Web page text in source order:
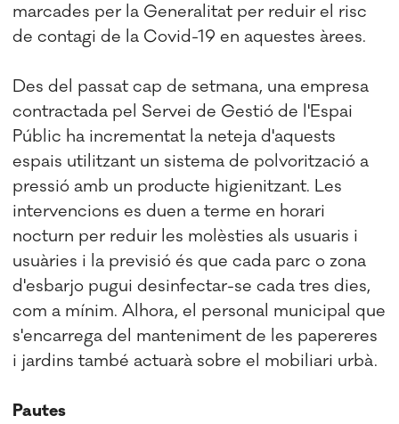
marcades per la Generalitat per reduir el risc
de contagi de la Covid-19 en aquestes àrees.
Des del passat cap de setmana, una empresa
contractada pel Servei de Gestió de l'Espai
Públic ha incrementat la neteja d'aquests
espais utilitzant un sistema de polvorització a
pressió amb un producte higienitzant. Les
intervencions es duen a terme en horari
nocturn per reduir les molèsties als usuaris i
usuàries i la previsió és que cada parc o zona
d'esbarjo pugui desinfectar-se cada tres dies,
com a mínim. Alhora, el personal municipal que
s'encarrega del manteniment de les papereres
i jardins també actuarà sobre el mobiliari urbà.
Pautes